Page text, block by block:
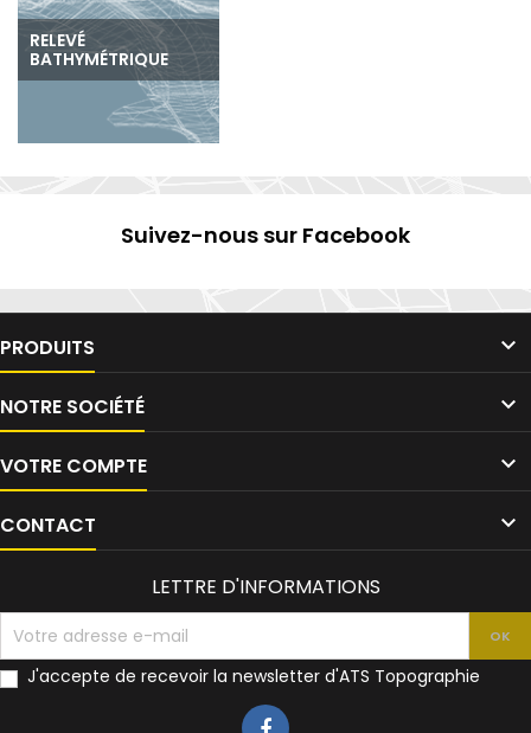
RELEVÉ
BATHYMÉTRIQUE
Suivez-nous sur Facebook
PRODUITS 
NOTRE SOCIÉTÉ 
VOTRE COMPTE 
CONTACT 
LETTRE D'INFORMATIONS
J'accepte de recevoir la newsletter d'ATS Topographie